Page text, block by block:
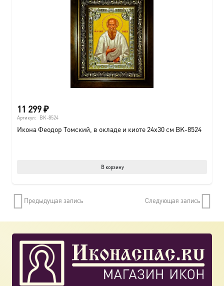
11 299₽
Артикул: BK-8524
Икона Феодор Томский, в окладе и киоте 24х30 см BK-8524
В корзину
Предыдущая запись Следующая запись